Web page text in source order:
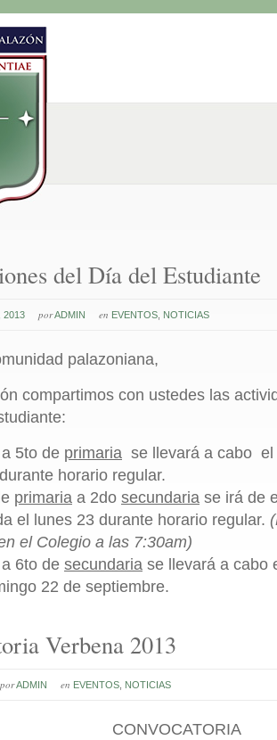
del Día del Estudiante
2013 porADMIN en EVENTOS NOTICIAS
palazoniana,
compartimos con ustedes las
5to de primaria se llevará a cabo
horario regular.
primaria a 2do secundaria se irá de
el lunes 23 durante horario regular.
el Colegio a las 7:30am)
6to de secundaria se llevará a cabo
22 de septiembre.
Verbena 2013
porADMIN en EVENTOS NOTICIAS
CONVOCATORIA